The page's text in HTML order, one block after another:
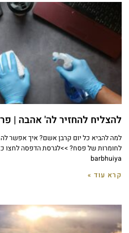
להצליח להחזיר לה' אהבה |
למה להביא כל יום קרבן אשם? איך אפשר
barbhuiya
קרא עוד »